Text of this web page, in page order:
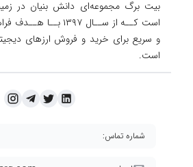
بیت برگ مجموعه‌ای دانش بنیان در
است کــه از ســال ۱۳۹۷ بــا هــدف فراهم آوردن
و سریع برای خرید و فروش ارزهای
است.
شماره تماس: